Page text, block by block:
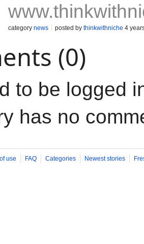
category news posted by thinkwithniche 4
(0)
to be logged
has no
use FAQ Categories Newest stories